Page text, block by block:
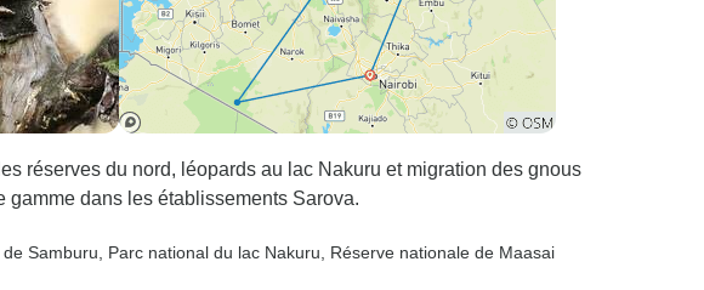
réserves du nord, léopards au lac Nakuru et migration des gnous
gamme dans les établissements Sarova.
de Samburu , Parc national du lac Nakuru , Réserve nationale de Maasai